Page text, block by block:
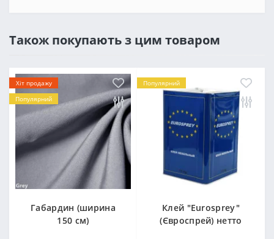
Також покупають з цим товаром
Хіт продажу
Популярний
Габардин (ширина
150 см)
Популярний
Клей "Eurosprey"
(Євроспрей) нетто